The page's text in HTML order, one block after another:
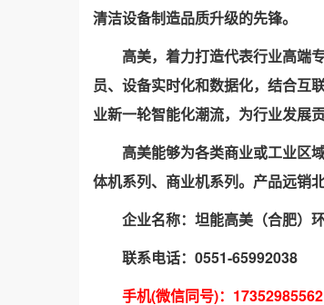
清洁设备制造品质升级的先锋。
高美，着力打造代表行业高端
员、设备实时化和数据化，结合互
业新一轮智能化潮流，为行业发展
高美能够为各类商业或工业区
体机系列、商业机系列。产品远销
企业名称： 坦能高美（合肥）
联系电话：0551-65992038
手机(微信同号)： 17352985562